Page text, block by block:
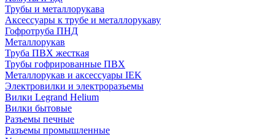
Трубы и металлорукава
Аксессуары к трубе и металлорукаву
Гофротруба ПНД
Металлорукав
Труба ПВХ жесткая
Трубы гофрированные ПВХ
Металлорукав и аксессуары IEK
Электровилки и электроразъемы
Вилки Legrand Helium
Вилки бытовые
Разъемы печные
Разъемы промышленные